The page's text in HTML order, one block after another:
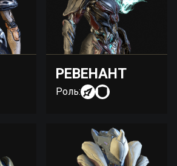
РЕВЕНАНТ
Роль: